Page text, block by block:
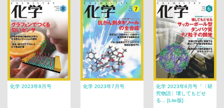
化学 2023年8月号 化学 2023年7月号
化学 2023年6月号「〔研
究物語〕壊してもどせ
る... [Lite版]